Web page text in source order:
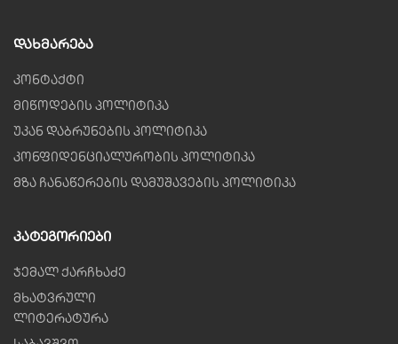
Დახმარება
კონტაქტი
მიწოდების პოლიტიკა
უკან დაბრუნების პოლიტიკა
კონფიდენციალურობის პოლიტიკა
მზა ჩანაწერების დამუშავების პოლიტიკა
Კატეგორიები
ჯემალ ქარჩხაძე
მხატვრული
ლიტერატურა